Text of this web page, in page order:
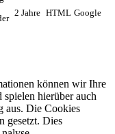
2 Jahre HTML Google
können wir Ihre
spielen hierüber auch
aus. ​Die Cookies
gesetzt. Dies